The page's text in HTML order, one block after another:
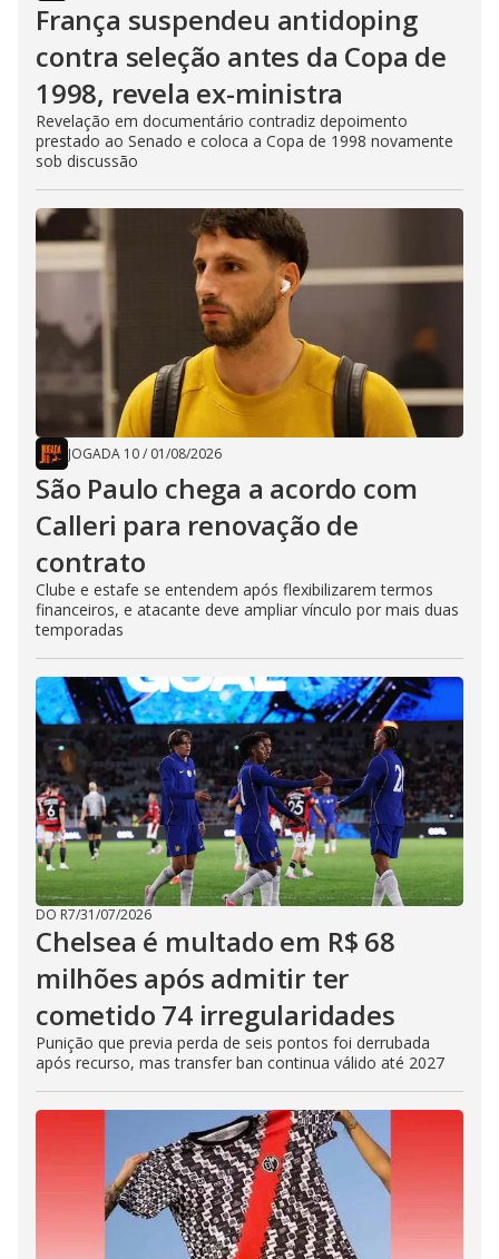
França suspendeu antidoping
contra seleção antes da Copa de
1998, revela ex-ministra
Revelação em documentário contradiz depoimento
prestado ao Senado e coloca a Copa de 1998 novamente
sob discussão
JOGADA 10/ 01/08/2026
São Paulo chega a acordo com
Calleri para renovação de
contrato
Clube e estafe se entendem após flexibilizarem termos
financeiros, e atacante deve ampliar vínculo por mais duas
temporadas
DO R7/31/07/2026
Chelsea é multado em R$ 68
milhões após admitir ter
cometido 74 irregularidades
Punição que previa perda de seis pontos foi derrubada
após recurso, mas transfer ban continua válido até 2027